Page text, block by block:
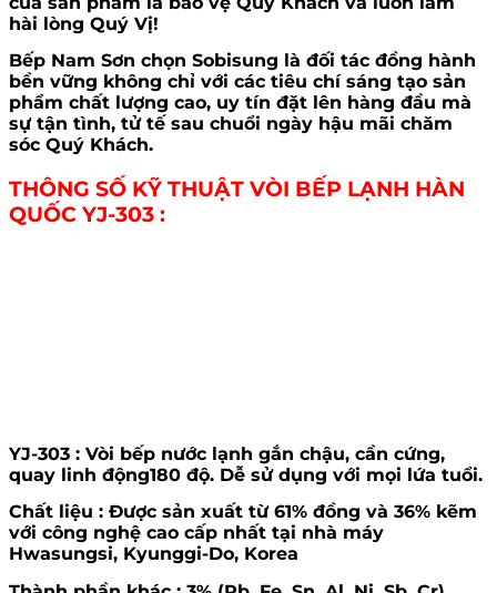
hài lòng Quý Vị!
Bếp Nam Sơn chọn Sobisung là đối tác đồng hành
bền vững không chỉ với các tiêu chí sáng tạo sản
phẩm chất lượng cao, uy tín đặt lên hàng đầu mà
sự tận tình, tử tế sau chuổi ngày hậu mãi chăm
sóc Quý Khách.
THÔNG SỐ KỸ THUẬT VÒI BẾP LẠNH HÀN
QUỐC YJ-303 :
YJ-303 : Vòi bếp nước lạnh gắn chậu, cần cứng,
quay linh động180 độ. Dễ sử dụng với mọi lứa tuổi.
Chất liệu : Được sản xuất từ 61% đồng và 36% kẽm
với công nghệ cao cấp nhất tại nhà máy
Hwasungsi, Kyunggi-Do, Korea